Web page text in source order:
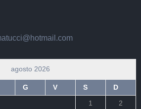
agosto 2026
G V S D
1
2